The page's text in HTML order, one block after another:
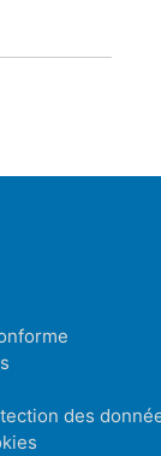
des